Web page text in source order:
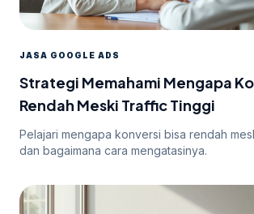
JASA GOOGLE ADS
Strategi Memahami Mengapa
Rendah Meski Traffic Tinggi
Pelajari mengapa konversi bisa rendah
dan bagaimana cara mengatasinya.